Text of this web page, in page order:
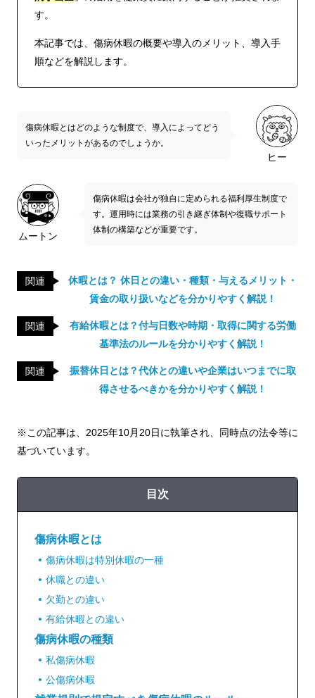
す。
本記事では、傷病休暇の概要や導入のメリット、導入手
順などを解説します。
ヒー
傷病休暇とはどのような制度で、導入によってどう
いったメリットがあるのでしょうか。
ムートン
傷病休暇は会社が独自に定められる福利厚生制度で
す。運用時には業務の引き継ぎ体制や復職サポート
体制の構築などが重要です。
関連
休暇とは？ 休日との違い・種類・与えるメリット・
賃金の取り扱いなどを分かりやすく解説！
関連
有給休暇とは？付与日数や時期・取得に関する労働
基準法のルールを分かりやすく解説！
関連
振替休日とは？代休との違いや企業はいつまでに取
得させるべきかを分かりやすく解説！
※この記事は、2025年10月20日に執筆され、同時点の法令等に
基づいています。
目次
傷病休暇とは
傷病休暇は特別休暇の一種
休職との違い
欠勤との違い
有給休暇との違い
傷病休暇の種類
私傷病休暇
公傷病休暇